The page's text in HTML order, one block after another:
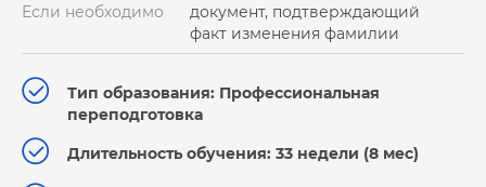
Тип образования: Профессиональная
переподготовка
Длительность обучения: 33 недели (8 мес)
Если необходимо
документ, подтверждающий
факт изменения фамилии